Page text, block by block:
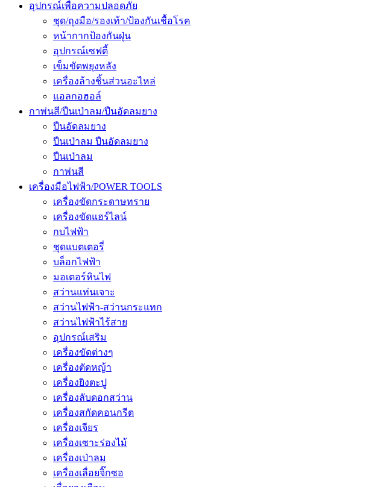
อุปกรณ์เพื่อความปลอดภัย
ชุด/ถุงมือ/รองเท้า/ป้องกันเชื้อโรค
หน้ากากป้องกันฝุ่น
อุปกรณ์เซฟตี้
เข็มขัดพยุงหลัง
เครื่องล้างชิ้นส่วนอะไหล่
แอลกอฮอล์
กาพ่นสี/ปืนเป่าลม/ปืนอัดลมยาง
ปืนอัดลมยาง
ปืนเป่าลม ปืนอัดลมยาง
ปืนเป่าลม
กาพ่นสี
เครื่องมือไฟฟ้า/POWER TOOLS
เครื่องขัดกระดาษทราย
เครื่องขัดแฮร์ไลน์
กบไฟฟ้า
ชุดแบตเตอรี่
บล็อกไฟฟ้า
มอเตอร์หินไฟ
สว่านแท่นเจาะ
สว่านไฟฟ้า-สว่านกระแทก
สว่านไฟฟ้าไร้สาย
อุปกรณ์เสริม
เครื่องขัดต่างๆ
เครื่องตัดหญ้า
เครื่องยิงตะปู
เครื่องลับดอกสว่าน
เครื่องสกัดคอนกรีต
เครื่องเจียร
เครื่องเซาะร่องไม้
เครื่องเป่าลม
เครื่องเลื่อยจิ๊กซอ